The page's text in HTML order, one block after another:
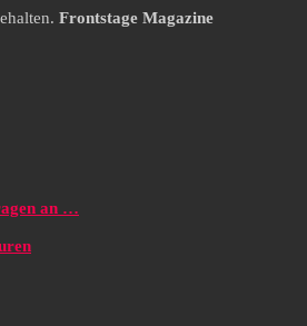
Frontstage Magazine
an …